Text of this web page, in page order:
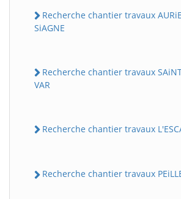
Recherche chantier travaux
SiAGNE
Recherche chantier travaux
VAR
Recherche chantier travaux
Recherche chantier travaux